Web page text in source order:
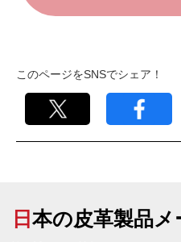
このページをSNSでシェア！
日本の皮革製品